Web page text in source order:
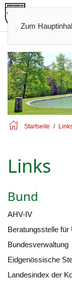
Zum
Startseite
Links
Bund
AHV-IV
Beratungsstelle für
Bundesverwaltung
Eidgenössische
Landesindex der